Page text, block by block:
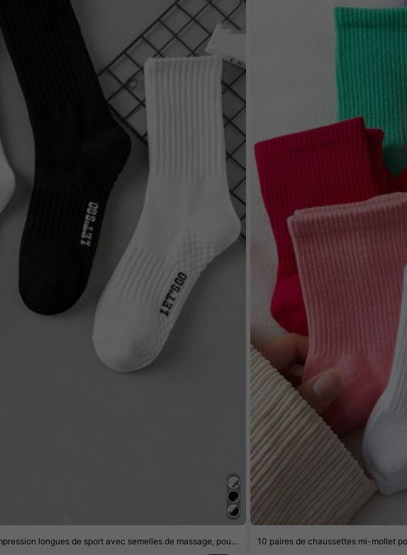
4 paires (2 noires et 2 blanches) de chaussettes de compression longues de sport avec semelles de massage, pour la gym, l'automne 10 paires de chaussettes mi-mollet